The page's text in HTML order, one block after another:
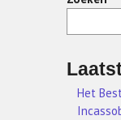
Het